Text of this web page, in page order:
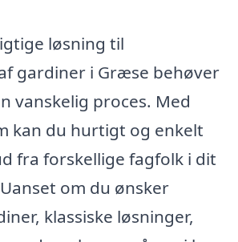
løsning til
gardiner i Græse behøver
vanskelig proces. Med
kan du hurtigt og enkelt
fra forskellige fagfolk i dit
om du ønsker
klassiske løsninger,